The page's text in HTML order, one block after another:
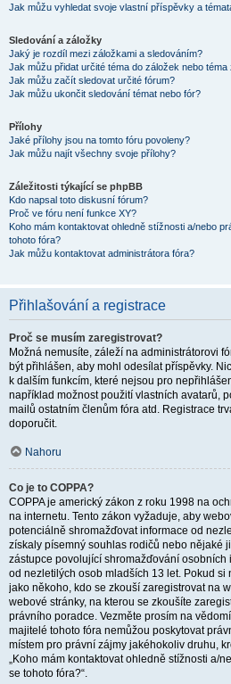
Jak můžu vyhledat svoje vlastní příspěvky a
Sledování a záložky
Jaký je rozdíl mezi záložkami a sledováním?
Jak můžu přidat určité téma do záložek nebo
Jak můžu začít sledovat určité fórum?
Jak můžu ukončit sledování témat nebo fór?
Přílohy
Jaké přílohy jsou na tomto fóru povoleny?
Jak můžu najít všechny svoje přílohy?
Záležitosti týkající se phpBB
Kdo napsal toto diskusní fórum?
Proč ve fóru není funkce XY?
Koho mám kontaktovat ohledně stížnosti a/nebo
tohoto fóra?
Jak můžu kontaktovat administrátora fóra?
Přihlašování a registrace
Proč se musím zaregistrovat?
Možná nemusíte, záleží na administrátorovi
být přihlášen, aby mohl odesílat příspěvky.
k dalším funkcím, které nejsou pro
například možnost použití vlastních avatarů,
mailů ostatním členům fóra atd. Registrace
doporučit.
Nahoru
Co je to COPPA?
COPPA je americký zákon z roku 1998 na
na internetu. Tento zákon vyžaduje, aby
potenciálně shromažďovat informace od
získaly písemný souhlas rodičů nebo nějaké
zástupce povolující shromažďování osobních
od nezletilých osob mladších 13 let. Pokud si
jako někoho, kdo se zkouší zaregistrovat na
webové stránky, na kterou se zkoušíte
právního poradce. Vezměte prosím na
majitelé tohoto fóra nemůžou poskytovat
místem pro právní zájmy jakéhokoliv druhu,
„Koho mám kontaktovat ohledně stížnosti a/
se tohoto fóra?“.